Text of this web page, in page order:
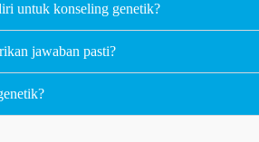
untuk konseling genetik?
jawaban pasti?